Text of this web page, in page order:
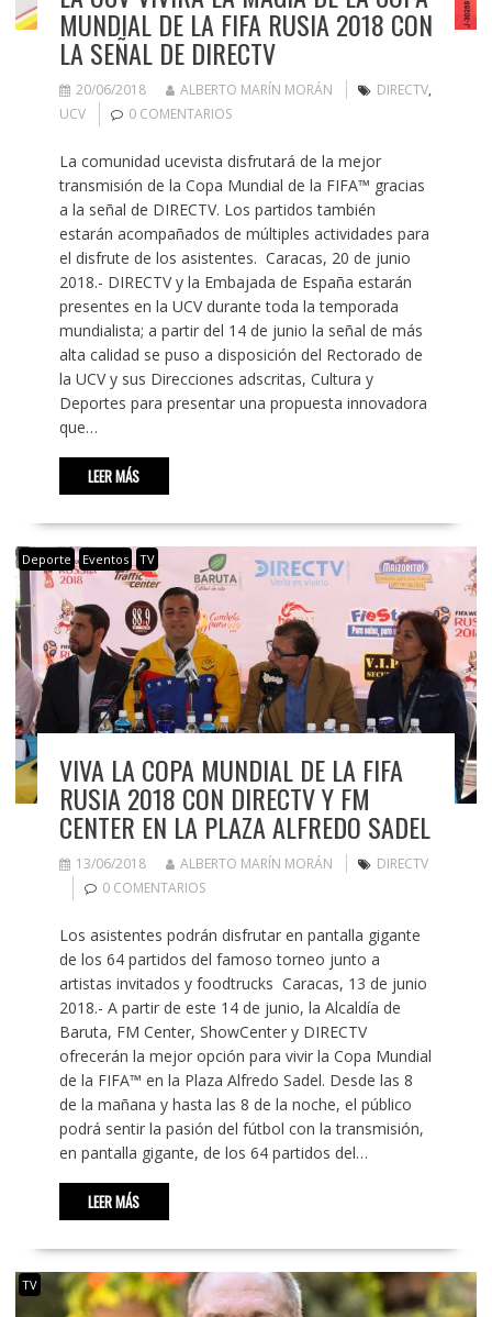
MUNDIAL DE LA FIFA RUSIA 2018 CON
LA SEÑAL DE DIRECTV
20/06/2018 ALBERTO MARÍN MORÁN DIRECTV,
UCV
0 COMENTARIOS
La comunidad ucevista disfrutará de la mejor
transmisión de la Copa Mundial de la FIFA™ gracias
a la señal de DIRECTV. Los partidos también
estarán acompañados de múltiples actividades para
el disfrute de los asistentes. Caracas, 20 de junio
2018.- DIRECTV y la Embajada de España estarán
presentes en la UCV durante toda la temporada
mundialista; a partir del 14 de junio la señal de más
alta calidad se puso a disposición del Rectorado de
la UCV y sus Direcciones adscritas, Cultura y
Deportes para presentar una propuesta innovadora
que…
LEER MÁS
Deporte Eventos TV
VIVA LA COPA MUNDIAL DE LA FIFA
RUSIA 2018 CON DIRECTV Y FM
CENTER EN LA PLAZA ALFREDO SADEL
13/06/2018 ALBERTO MARÍN MORÁN
DIRECTV
0 COMENTARIOS
Los asistentes podrán disfrutar en pantalla gigante
de los 64 partidos del famoso torneo junto a
artistas invitados y foodtrucks Caracas, 13 de junio
2018.- A partir de este 14 de junio, la Alcaldía de
Baruta, FM Center, ShowCenter y DIRECTV
ofrecerán la mejor opción para vivir la Copa Mundial
de la FIFA™ en la Plaza Alfredo Sadel. Desde las 8
de la mañana y hasta las 8 de la noche, el público
podrá sentir la pasión del fútbol con la transmisión,
en pantalla gigante, de los 64 partidos del…
LEER MÁS
TV